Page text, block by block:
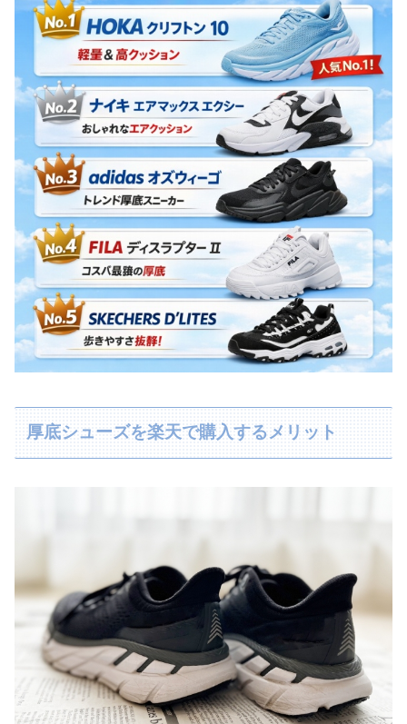
厚底シューズを楽天で購入するメリット